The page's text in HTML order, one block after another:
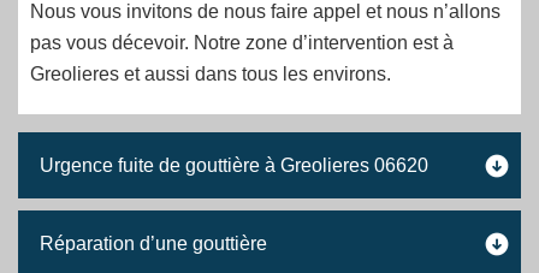
Nous vous invitons de nous faire appel et nous n’allons
pas vous décevoir. Notre zone d’intervention est à
Greolieres et aussi dans tous les environs.
Urgence fuite de gouttière à Greolieres 06620
Réparation d’une gouttière